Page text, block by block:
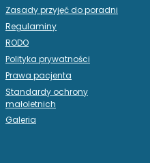
Zasady przyjęć do poradni
Regulaminy
RODO
Polityka prywatności
Prawa pacjenta
Standardy ochrony
małoletnich
Galeria